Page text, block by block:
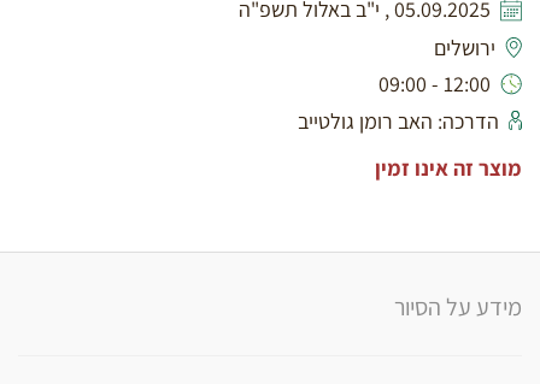
05.09.2025 , י"ב באלול תשפ"ה
ירושלים
12:00 - 09:00
הדרכה: האב רומן גולטייב
מוצר זה אינו זמין
מידע על הסיור